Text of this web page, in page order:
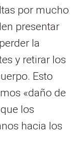
por mucho
presentar
la
y retirar los
Esto
«daño de
los
hacia los